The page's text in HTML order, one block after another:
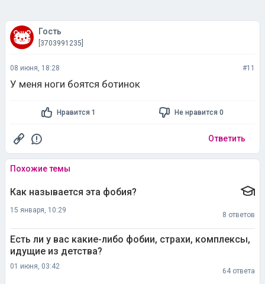
Гость
[3703991235]
08 июня, 18:28 #11
У меня ноги боятся ботинок
Нравится 1 Не нравится 0
Ответить
Похожие темы
Как называется эта фобия?
15 января, 10:29
8 ответов
Есть ли у вас какие-либо фобии, страхи, комплексы,
идущие из детства?
01 июня, 03:42
64 ответа